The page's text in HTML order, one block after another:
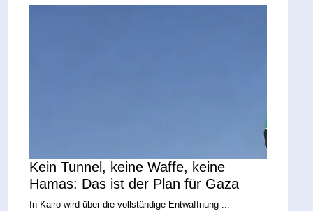
Kein Tunnel, keine Waffe, keine
Hamas: Das ist der Plan für Gaza
In Kairo wird über die vollständige Entwaffnung ...